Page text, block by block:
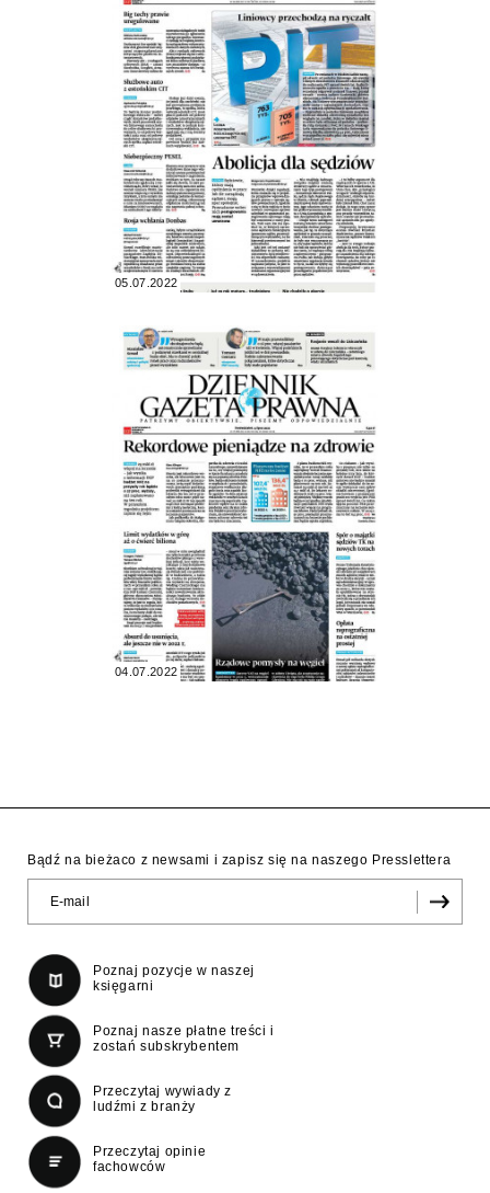
05.07.2022
04.07.2022
Bądź na bieżaco z newsami i zapisz się na naszego Presslettera
Poznaj pozycje w naszej
księgarni
Poznaj nasze płatne treści i
zostań subskrybentem
Przeczytaj wywiady z
ludźmi z branży
Przeczytaj opinie
fachowców